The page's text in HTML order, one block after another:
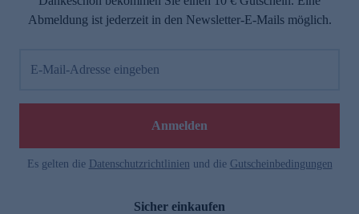
Abmeldung ist jederzeit in den Newsletter-E-Mails möglich.
E-Mail-Adresse eingeben
Anmelden
Es gelten die Datenschutzrichtlinien und die Gutscheinbedingungen
Sicher einkaufen